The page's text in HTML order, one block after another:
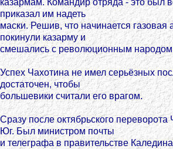
казармам. Командир отряда - это был
приказал им надеть
маски. Решив, что начинается газовая
покинули казарму и
смешались с революционным
Успех Чахотина не имел серьёзных
достаточен, чтобы
большевики считали его врагом.
Сразу после октябрьского переворота
Юг. Был министром почты
и телеграфа в правительстве